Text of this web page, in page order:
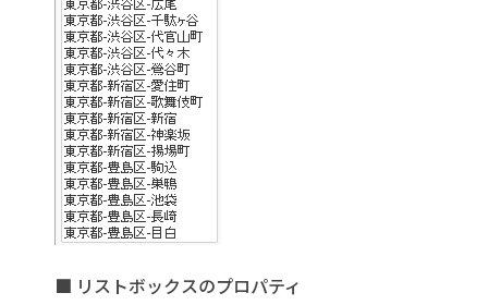
■ リストボックスのプロパティ